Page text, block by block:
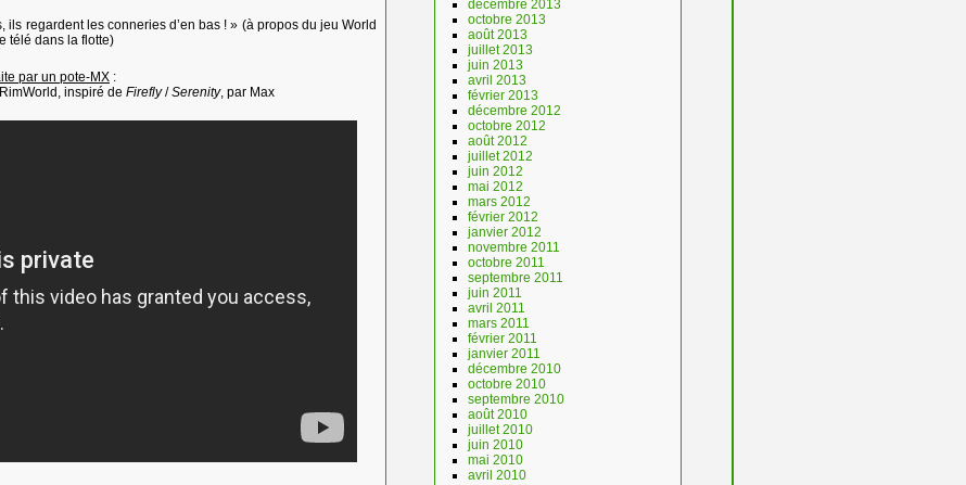
ils regardent les conneries d’en bas ! » (à propos du jeu World
télé dans la flotte)
par un pote-MX :
inspiré de Firefly/Serenity, par Max
décembre 2013
octobre 2013
août 2013
juillet 2013
juin 2013
avril 2013
février 2013
décembre 2012
octobre 2012
août 2012
juillet 2012
juin 2012
mai 2012
mars 2012
février 2012
janvier 2012
novembre 2011
octobre 2011
septembre 2011
juin 2011
avril 2011
mars 2011
février 2011
janvier 2011
décembre 2010
octobre 2010
septembre 2010
août 2010
juillet 2010
juin 2010
mai 2010
avril 2010